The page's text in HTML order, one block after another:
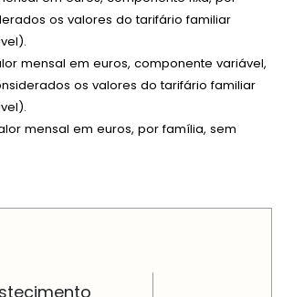
os valores do tarifário familiar
mensal em euros, componente variável,
os valores do tarifário familiar
mensal em euros, por família, sem